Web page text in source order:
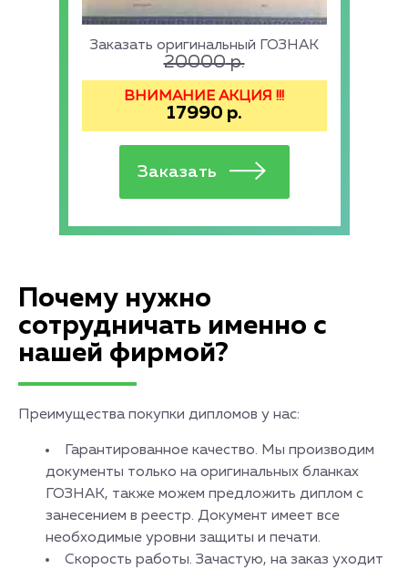
Заказать оригинальный ГОЗНАК
20000р.
ВНИМАНИЕ АКЦИЯ !!!
17990 р.
Почему нужно
сотрудничать именно с
нашей фирмой?
Преимущества покупки дипломов у нас:
Гарантированное качество. Мы производим
документы только на оригинальных бланках
ГОЗНАК, также можем предложить диплом с
занесением в реестр. Документ имеет все
необходимые уровни защиты и печати.
Скорость работы. Зачастую, на заказ уходит